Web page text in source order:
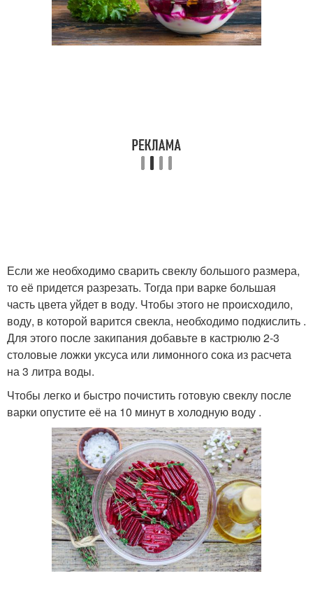
Если же необходимо сварить свеклу большого размера,
то её придется разрезать. Тогда при варке большая
часть цвета уйдет в воду. Чтобы этого не происходило,
воду, в которой варится свекла, необходимо подкислить .
Для этого после закипания добавьте в кастрюлю 2-3
столовые ложки уксуса или лимонного сока из расчета
на 3 литра воды.
Чтобы легко и быстро почистить готовую свеклу после
варки опустите её на 10 минут в холодную воду .